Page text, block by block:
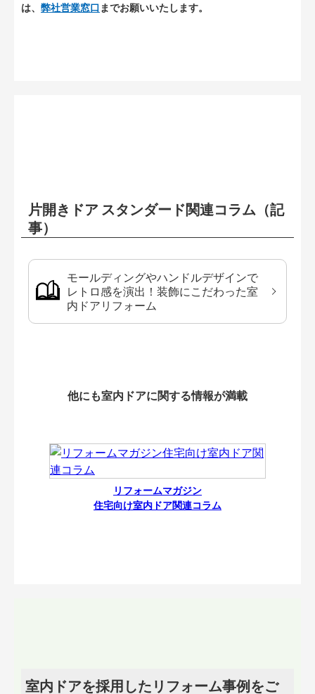
は、 弊社営業窓口 までお願いいたします。
片開きドア スタンダード関連コラム（記
事）
モールディングやハンドルデザインで
レトロ感を演出！装飾にこだわった室
内ドアリフォーム
他にも室内ドアに関する情報が満載
リフォームマガジン
住宅向け室内ドア関連コラム
室内ドアを採用したリフォーム事例をご